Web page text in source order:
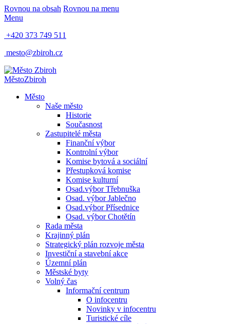
Rovnou na obsah Rovnou na menu
Menu
+420 373 749 511
mesto@zbiroh.cz
MěstoZbiroh
Město
Naše město
Historie
Současnost
Zastupitelé města
Finanční výbor
Kontrolní výbor
Komise bytová a sociální
Přestupková komise
Komise kulturní
Osad.výbor Třebnuška
Osad. výbor Jablečno
Osad.výbor Přísednice
Osad. výbor Chotětín
Rada města
Krajinný plán
Strategický plán rozvoje města
Investiční a stavební akce
Územní plán
Městské byty
Volný čas
Informační centrum
O infocentru
Novinky v infocentru
Turistické cíle